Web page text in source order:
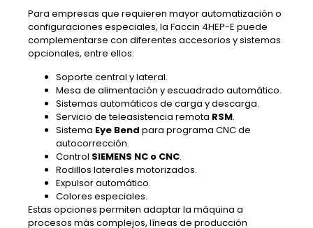
Para empresas que requieren mayor automatización o
configuraciones especiales, la Faccin 4HEP-E puede
complementarse con diferentes accesorios y sistemas
opcionales, entre ellos:
Soporte central y lateral.
Mesa de alimentación y escuadrado automático.
Sistemas automáticos de carga y descarga.
Servicio de teleasistencia remota RSM.
Sistema Eye Bend para programa CNC de
autocorrección.
Control SIEMENS NC o CNC.
Rodillos laterales motorizados.
Expulsor automático.
Colores especiales.
Estas opciones permiten adaptar la máquina a
procesos más complejos, líneas de producción